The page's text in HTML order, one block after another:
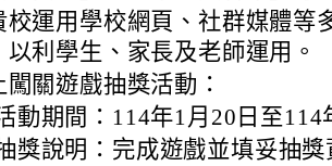
校運用學校網頁、社群媒體等
以利學生、家長及老師運用。
闖關遊戲抽獎活動：
動期間：114年1月20日至114
獎說明：完成遊戲並填妥抽